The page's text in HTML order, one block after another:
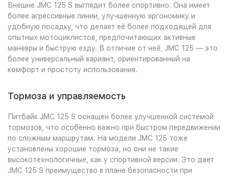
Внешне JMC 125 S выглядит более спортивно. Она имеет
более агрессивные линии, улучшенную эргономику и
удобную посадку, что делает её более подходящей для
опытных мотоциклистов, предпочитающих активные
маневры и быструю езду. В отличие от неё, JMC 125 — это
более универсальный вариант, ориентированный на
комфорт и простоту использования.
Тормоза и управляемость
Питбайк JMC 125 S оснащен более улучшенной системой
тормозов, что особенно важно при быстром передвижении
по сложным маршрутам. На модели JMC 125 тоже
установлены хорошие тормоза, но они не такие
высокотехнологичные, как у спортивной версии. Это дает
JMC 125 S преимущество в плане безопасности при